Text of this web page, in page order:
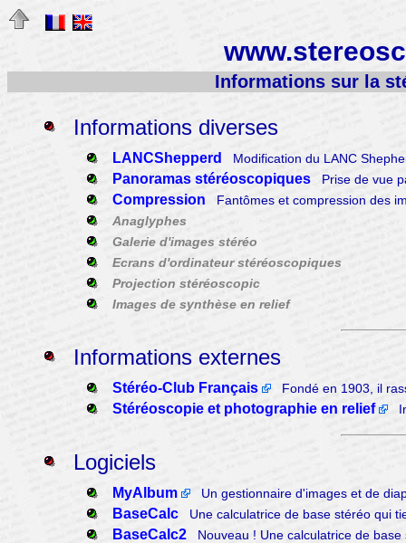
Informations sur la
Informations diverses
LANCShepperd Modification du LANC
Panoramas stéréoscopiquesPrise de vue
Compression Fantômes et compression des
Anaglyphes
Galerie d'images stéréo
Ecrans d'ordinateur stéréoscopiques
Projection stéréoscopic
Images de synthèse en relief
Informations externes
Stéréo-Club Français Fondé en 1903, il
Stéréoscopie et photographie en relief
Logiciels
MyAlbum Un gestionnaire d'images et de
BaseCalcUne calculatrice de base stéréo qui
BaseCalc2Nouveau ! Une calculatrice de base